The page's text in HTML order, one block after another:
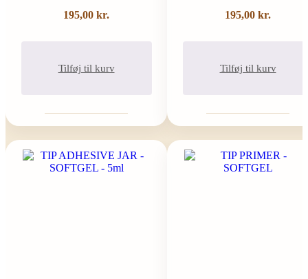
195,00 kr.
Tilføj til kurv
195,00 kr.
Tilføj til kurv